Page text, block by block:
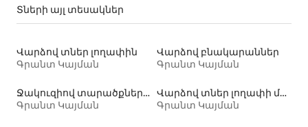
Տների այլ տեսակներ
Վարձով տներ լողափին
Գրանտ Կայման
Վարձով բնակարաններ
Գրանտ Կայման
Ջակուզիով տարածքների վարձակալություն
Գրանտ Կայման
Վարձով տներ լողափի մոտ
Գրանտ Կայման